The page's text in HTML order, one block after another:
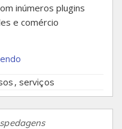
inúmeros plugins
e comércio
, serviços